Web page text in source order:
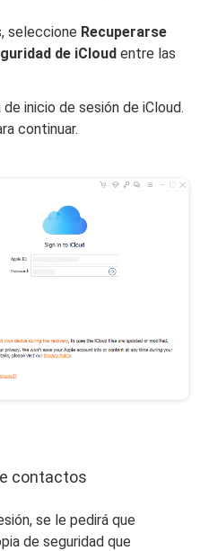
seleccione Recuperarse
de iCloud entre las
inicio de sesión de iCloud.
continuar.
contactos
se le pedirá que
de seguridad que